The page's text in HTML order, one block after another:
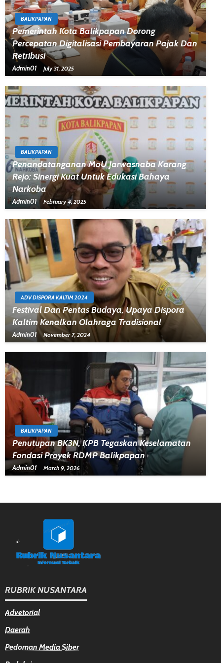
BALIKPAPAN
Pemerintah Kota Balikpapan Dorong
Percepatan Digitalisasi Pembayaran Pajak Dan
Retribusi
Admin01 July 31, 2025
BALIKPAPAN
Penandatanganan MoU Jarwasnaba Karang
Rejo: Sinergi Kuat Untuk Edukasi Bahaya
Narkoba
Admin01 February 4, 2025
ADV DISPORA KALTIM 2024
Festival Dan Pentas Budaya, Upaya Dispora
Kaltim Kenalkan Olahraga Tradisional
Admin01 November 7, 2024
BALIKPAPAN
Penutupan BK3N, KPB Tegaskan Keselamatan
Fondasi Proyek RDMP Balikpapan
Admin01 March 9, 2026
RUBRIK NUSANTARA
Advetorial
Daerah
Pedoman Media Siber